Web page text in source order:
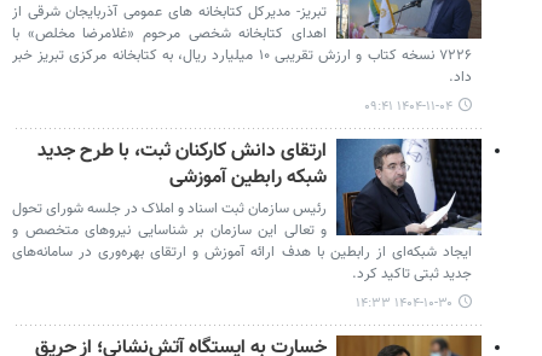
تبریز- مدیرکل کتابخانه های عمومی آذربایجان شرقی از
اهدای کتابخانه شخصی مرحوم «غلامرضا مخلص» با
۷۲۲۶ نسخه کتاب و ارزش تقریبی ۱۰ میلیارد ریال، به کتابخانه مرکزی تبریز خبر
داد.
۱۴۰۴-۱۱-۰۴ ۰۹:۴۱
ارتقای دانش کارکنان ثبت، با طرح جدید
شبکه رابطین آموزشی
رئیس سازمان ثبت اسناد و املاک در جلسه شورای تحول
و تعالی این سازمان بر شناسایی نیروهای متخصص و
ایجاد شبکه‌ای از رابطین با هدف ارائه آموزش و ارتقای بهره‌وری در سامانه‌های
جدید ثبتی تاکید کرد.
۱۴۰۴-۱۰-۳۰ ۱۴:۳۳
خسارت به ایستگاه آتش‌نشانی؛ از حریق